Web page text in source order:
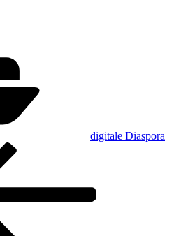
digitale Diaspora